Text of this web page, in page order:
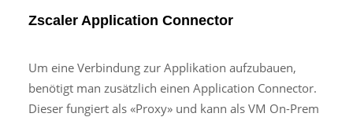
Zscaler Application Connector
Um eine Verbindung zur Applikation aufzubauen,
benötigt man zusätzlich einen Application Connector.
Dieser fungiert als «Proxy» und kann als VM On-Prem